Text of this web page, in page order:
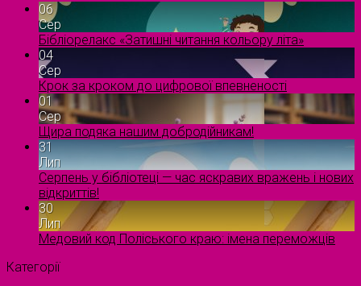
06
Сер
Бібліорелакс «Затишні читання кольору літа»
04
Сер
Крок за кроком до цифрової впевненості
01
Сер
Щира подяка нашим добродійникам!
31
Лип
Серпень у бібліотеці — час яскравих вражень і нових
відкриттів!
30
Лип
Медовий код Поліського краю: імена переможців
Категорії